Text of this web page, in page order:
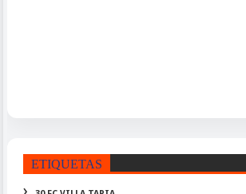
ETIQUETAS